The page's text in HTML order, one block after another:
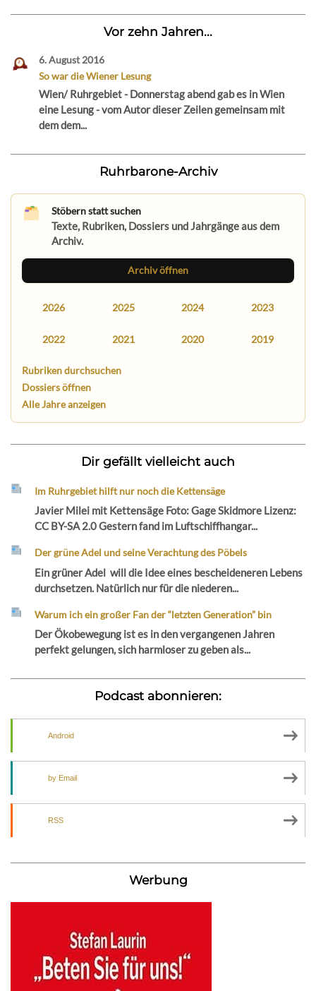
Vor zehn Jahren...
6. August 2016
So war die Wiener Lesung
Wien/ Ruhrgebiet - Donnerstag abend gab es in Wien
eine Lesung - vom Autor dieser Zeilen gemeinsam mit
dem dem...
Ruhrbarone-Archiv
Stöbern statt suchen
Texte, Rubriken, Dossiers und Jahrgänge aus dem
Archiv.
Archiv öffnen
2026 2025 2024 2023
2022 2021 2020 2019
Rubriken durchsuchen
Dossiers öffnen
Alle Jahre anzeigen
Dir gefällt vielleicht auch
Im Ruhrgebiet hilft nur noch die Kettensäge
Javier Milei mit Kettensäge Foto: Gage Skidmore Lizenz:
CC BY-SA 2.0 Gestern fand im Luftschiffhangar...
Der grüne Adel und seine Verachtung des Pöbels
Ein grüner Adel will die Idee eines bescheideneren Lebens
durchsetzen. Natürlich nur für die niederen...
Warum ich ein großer Fan der “letzten Generation” bin
Der Ökobewegung ist es in den vergangenen Jahren
perfekt gelungen, sich harmloser zu geben als...
Podcast abonnieren:
Android
by Email
RSS
Werbung